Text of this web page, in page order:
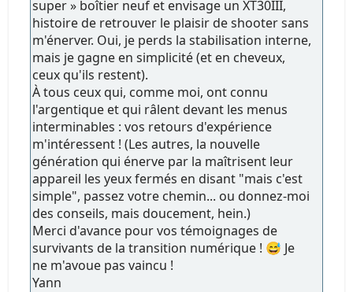
super » boîtier neuf et envisage un XT30III,
histoire de retrouver le plaisir de shooter sans
m'énerver. Oui, je perds la stabilisation interne,
mais je gagne en simplicité (et en cheveux,
ceux qu'ils restent).
À tous ceux qui, comme moi, ont connu
l'argentique et qui râlent devant les menus
interminables : vos retours d'expérience
m'intéressent ! (Les autres, la nouvelle
génération qui énerve par la maîtrisent leur
appareil les yeux fermés en disant "mais c'est
simple", passez votre chemin... ou donnez-moi
des conseils, mais doucement, hein.)
Merci d'avance pour vos témoignages de
survivants de la transition numérique ! 😅 Je
ne m'avoue pas vaincu !
Yann